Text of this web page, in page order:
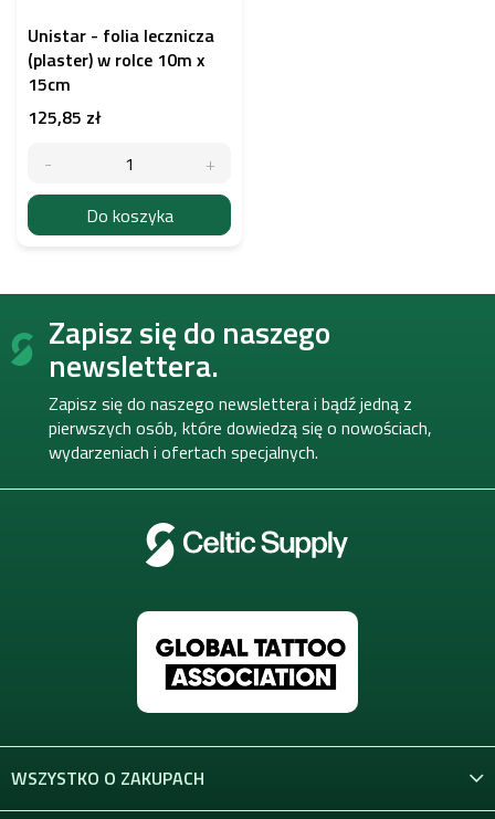
Unistar - folia lecznicza
(plaster) w rolce 10m x
15cm
125,85 zł
Do koszyka
S
Zapisz się do naszego
newslettera.
Zapisz się do naszego newslettera i bądź jedną z
pierwszych osób, które dowiedzą się o nowościach,
wydarzeniach i ofertach specjalnych.
WSZYSTKO O ZAKUPACH